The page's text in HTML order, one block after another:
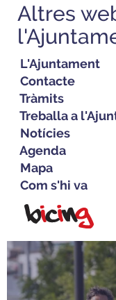
Altres
L'Ajuntament
Contacte
Tràmits
Treballa a
Notícies
Agenda
Mapa
Com s'hi va
Vés